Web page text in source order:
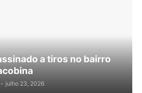
a tiros no bairro
- julho 23, 2026